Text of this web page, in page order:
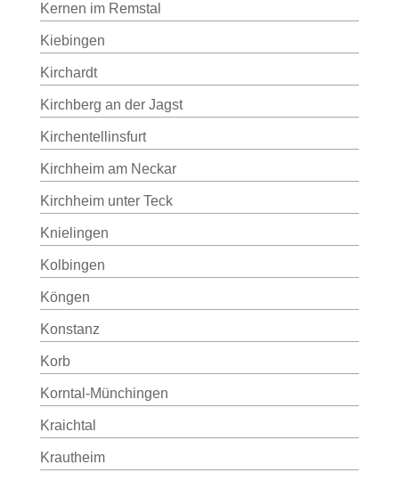
Kernen im Remstal
Kiebingen
Kirchardt
Kirchberg an der Jagst
Kirchentellinsfurt
Kirchheim am Neckar
Kirchheim unter Teck
Knielingen
Kolbingen
Köngen
Konstanz
Korb
Korntal-Münchingen
Kraichtal
Krautheim